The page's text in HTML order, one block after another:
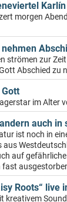
Karlín
morgen
strömen zur
Abschied zu
im Alter
auch in
ist noch in
aus
auf
fast
Roots“ live
kreativem